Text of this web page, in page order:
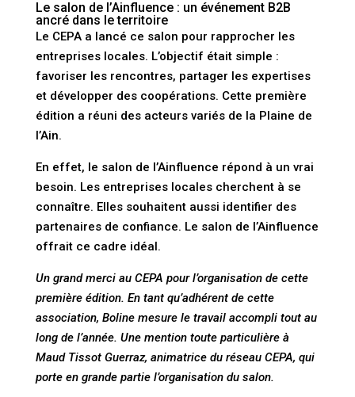
Le salon de l’Ainfluence : un événement B2B
ancré dans le territoire
Le CEPA a lancé ce salon pour rapprocher les
entreprises locales. L’objectif était simple :
favoriser les rencontres, partager les expertises
et développer des coopérations. Cette première
édition a réuni des acteurs variés de la Plaine de
l’Ain.
En effet, le salon de l’Ainfluence répond à un vrai
besoin. Les entreprises locales cherchent à se
connaître. Elles souhaitent aussi identifier des
partenaires de confiance. Le salon de l’Ainfluence
offrait ce cadre idéal.
Un grand merci au CEPA pour l’organisation de cette
première édition. En tant qu’adhérent de cette
association, Boline mesure le travail accompli tout au
long de l’année. Une mention toute particulière à
Maud Tissot Guerraz, animatrice du réseau CEPA, qui
porte en grande partie l’organisation du salon.